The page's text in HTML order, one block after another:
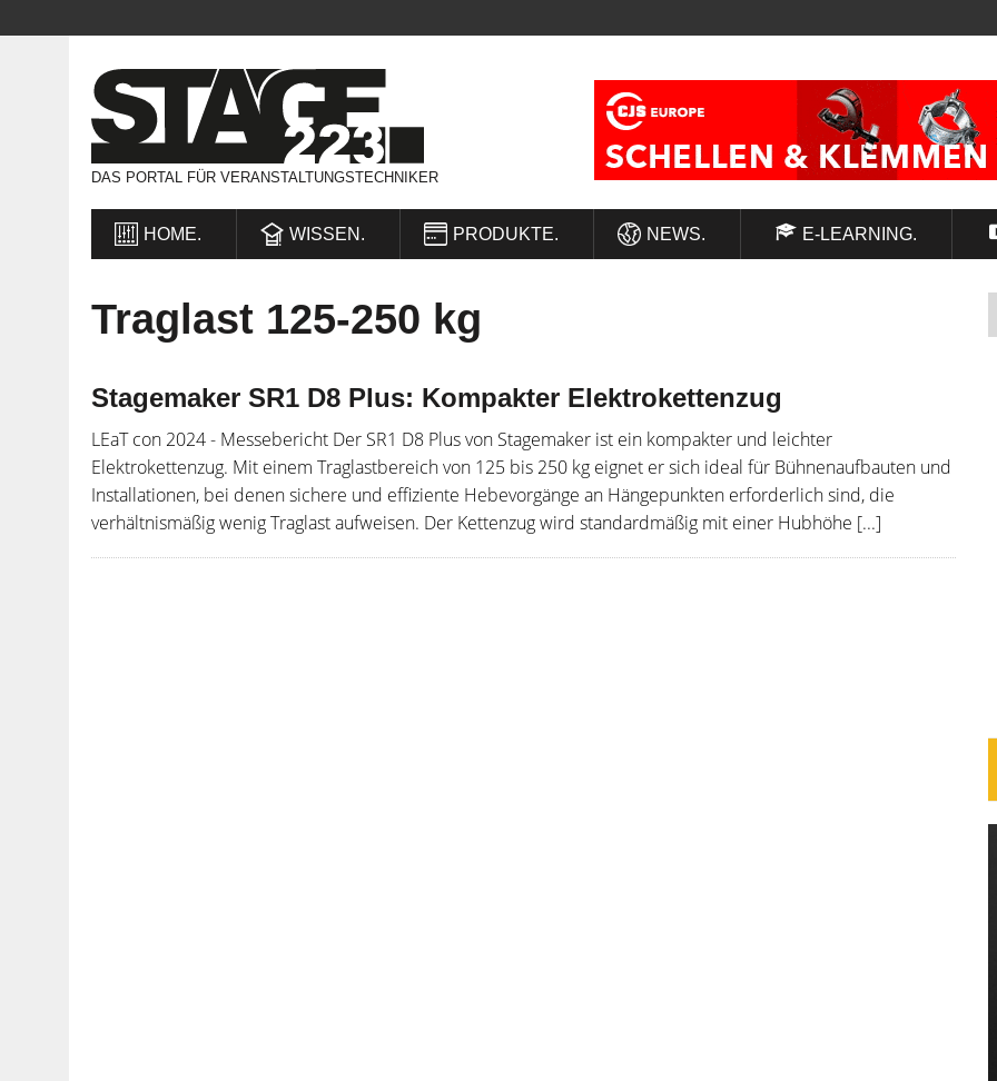
DAS PORTAL FÜR VERANSTALTUNGSTECHNIKER
HOME. WISSEN. PRODUKTE. NEWS. E-LEARNING.
Traglast 125-250 kg
Stagemaker SR1 D8 Plus: Kompakter Elektrokettenzug
LEaT con 2024 - Messebericht Der SR1 D8 Plus von Stagemaker ist ein kompakter und leichter
Elektrokettenzug. Mit einem Traglastbereich von 125 bis 250 kg eignet er sich ideal für Bühnenaufbauten und
Installationen, bei denen sichere und effiziente Hebevorgänge an Hängepunkten erforderlich sind, die
verhältnismäßig wenig Traglast aufweisen. Der Kettenzug wird standardmäßig mit einer Hubhöhe [...]